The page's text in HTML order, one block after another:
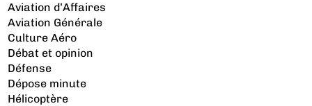
Aviation d’Affaires
Aviation Générale
Culture Aéro
Débat et opinion
Défense
Dépose minute
Hélicoptère